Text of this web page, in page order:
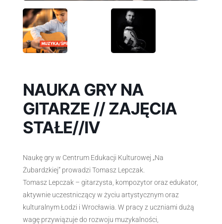
NAUKA GRY NA
GITARZE // ZAJĘCIA
STAŁE//IV
Naukę gry w Centrum Edukacji Kulturowej „Na
Żubardzkiej” prowadzi Tomasz Lepczak.
Tomasz Lepczak – gitarzysta, kompozytor oraz edukator,
aktywnie uczestniczący w życiu artystycznym oraz
kulturalnym Łodzi i Wrocławia. W pracy z uczniami dużą
wagę przywiązuje do rozwoju muzykalności,